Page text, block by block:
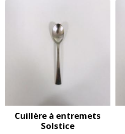
Cuillère à entremets
Solstice